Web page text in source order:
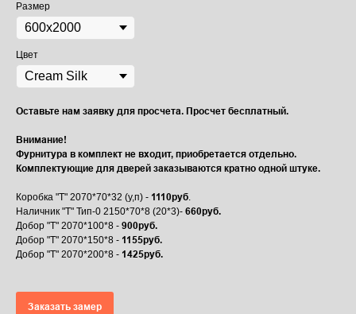
Размер
Цвет
Оставьте нам заявку для просчета. Просчет бесплатный.
Внимание!
Фурнитура в комплект не входит, приобретается отдельно.
Комплектующие для дверей заказываются кратно одной штуке.
Коробка "Т" 2070*70*32 (у,п) - 1110руб.
Наличник "Т" Тип-0 2150*70*8 (20*3)- 660руб.
Добор "Т" 2070*100*8 - 900руб.
Добор "Т" 2070*150*8 - 1155руб.
Добор "Т" 2070*200*8 - 1425руб.
Заказать замер